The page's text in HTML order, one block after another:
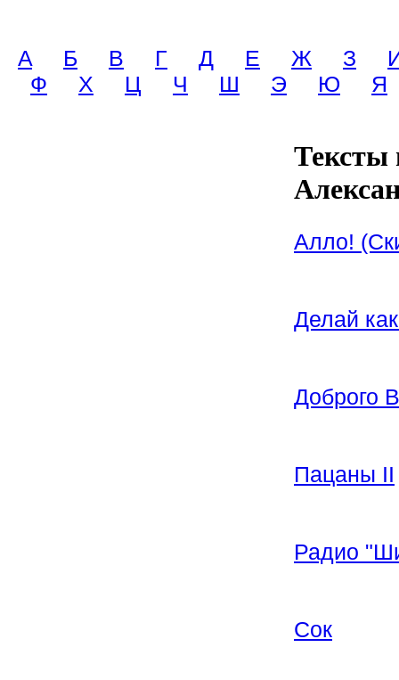
A Б В Г Д Е Ж З
Ф
Х Ц Ч Ш Э Ю Я
Тексты
Алло!
Делай
Доброго
Пацаны II
Радио
Сок